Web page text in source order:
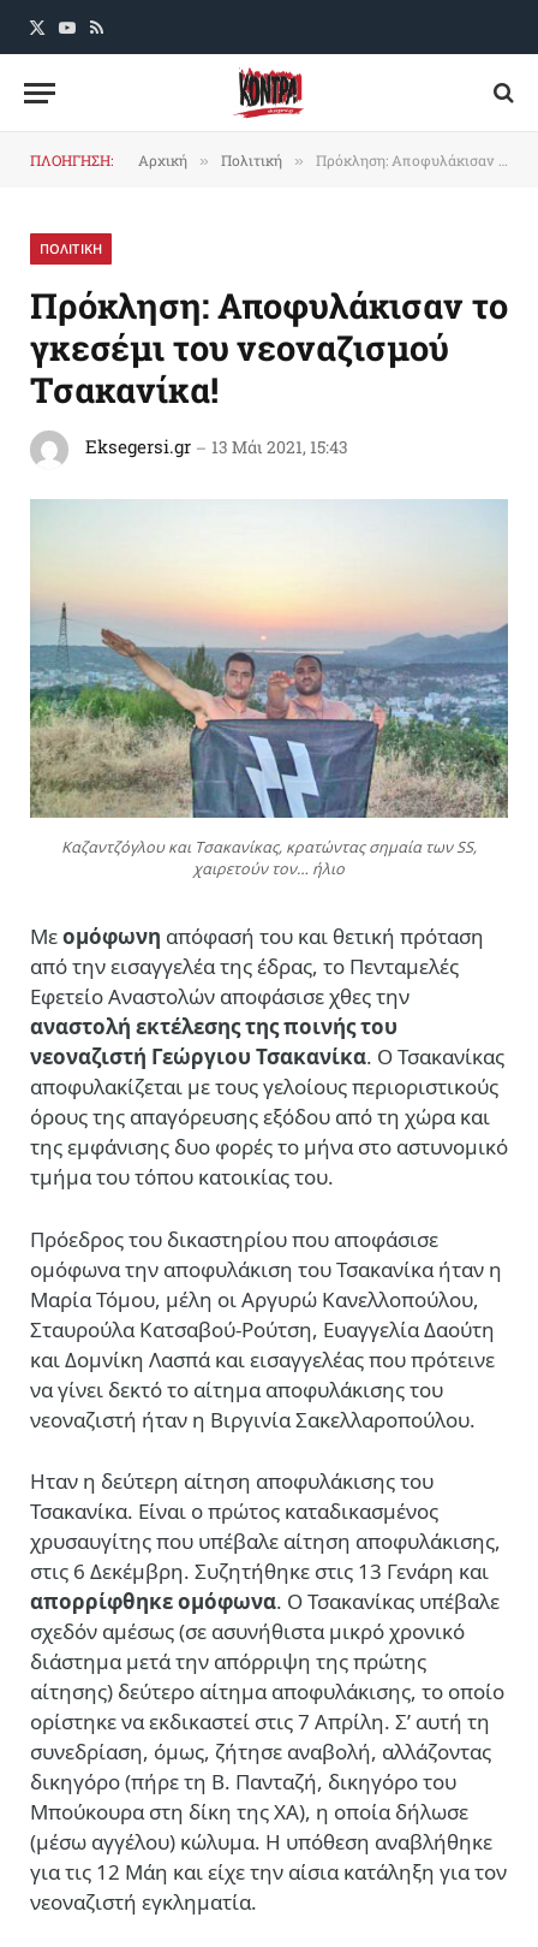
X
YouTube
RSS
ΠΛΟΗΓΗΣΗ: Αρχική » Πολιτική » Πρόκληση: Αποφυλάκισαν το γκεσέμι του νεοναζισμού Τσακανίκα!
ΠΟΛΙΤΙΚΗ
Πρόκληση: Αποφυλάκισαν το
γκεσέμι του νεοναζισμού
Τσακανίκα!
Eksegersi.gr 13 Μάι 2021, 15:43
Καζαντζόγλου και Τσακανίκας, κρατώντας σημαία των SS,
χαιρετούν τον… ήλιο
Μεομόφωνη απόφασή του και θετική πρόταση
από την εισαγγελέα της έδρας, το Πενταμελές
Εφετείο Αναστολών αποφάσισε χθες την
αναστολή εκτέλεσης της ποινής του
νεοναζιστή Γεώργιου Τσακανίκα. Ο Τσακανίκας
αποφυλακίζεται με τους γελοίους περιοριστικούς
όρους της απαγόρευσης εξόδου από τη χώρα και
της εμφάνισης δυο φορές το μήνα στο αστυνομικό
τμήμα του τόπου κατοικίας του.
Πρόεδρος του δικαστηρίου που αποφάσισε
ομόφωνα την αποφυλάκιση του Τσακανίκα ήταν η
Μαρία Τόμου, μέλη οι Αργυρώ Κανελλοπούλου,
Σταυρούλα Κατσαβού-Ρούτση, Ευαγγελία Δαούτη
και Δομνίκη Λασπά και εισαγγελέας που πρότεινε
να γίνει δεκτό το αίτημα αποφυλάκισης του
νεοναζιστή ήταν η Βιργινία Σακελλαροπούλου.
Ηταν η δεύτερη αίτηση αποφυλάκισης του
Τσακανίκα. Είναι ο πρώτος καταδικασμένος
χρυσαυγίτης που υπέβαλε αίτηση αποφυλάκισης,
στις 6 Δεκέμβρη. Συζητήθηκε στις 13 Γενάρη και
απορρίφθηκεομόφωνα. Ο Τσακανίκας υπέβαλε
σχεδόν αμέσως (σε ασυνήθιστα μικρό χρονικό
διάστημα μετά την απόρριψη της πρώτης
αίτησης) δεύτερο αίτημα αποφυλάκισης, το οποίο
ορίστηκε να εκδικαστεί στις 7 Απρίλη. Σ’ αυτή τη
συνεδρίαση, όμως, ζήτησε αναβολή, αλλάζοντας
δικηγόρο (πήρετη Β. Πανταζή, δικηγόρο του
Μπούκουρα στη δίκη της ΧΑ), η οποία δήλωσε
(μέσω αγγέλου) κώλυμα. Η υπόθεση αναβλήθηκε
για τις 12 Μάη και είχε την αίσια κατάληξη για τον
νεοναζιστή εγκληματία.